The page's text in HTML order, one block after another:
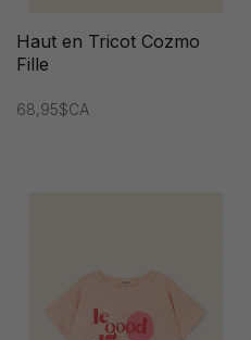
Haut en Tricot Cozmo
Fille
68,95$CA